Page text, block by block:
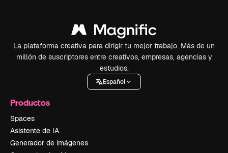
La plataforma creativa para dirigir tu mejor trabajo. Más de un
millón de suscriptores entre creativos, empresas, agencias y
estudios.
Español
Productos
Spaces
Asistente de IA
Generador de imágenes